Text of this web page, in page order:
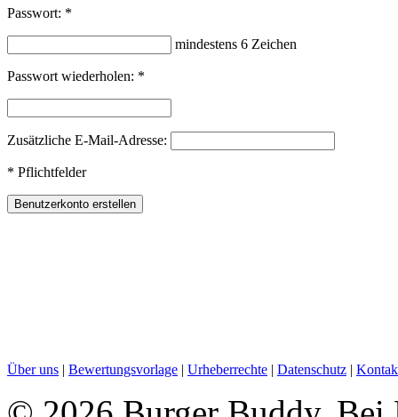
Passwort: *
mindestens 6 Zeichen
Passwort wiederholen: *
Zusätzliche E-Mail-Adresse:
* Pflichtfelder
Über uns | Bewertungsvorlage | Urheberrechte | Datenschutz |